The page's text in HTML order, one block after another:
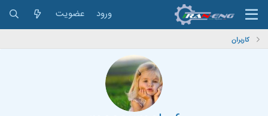
ورود عضویت
کاربران